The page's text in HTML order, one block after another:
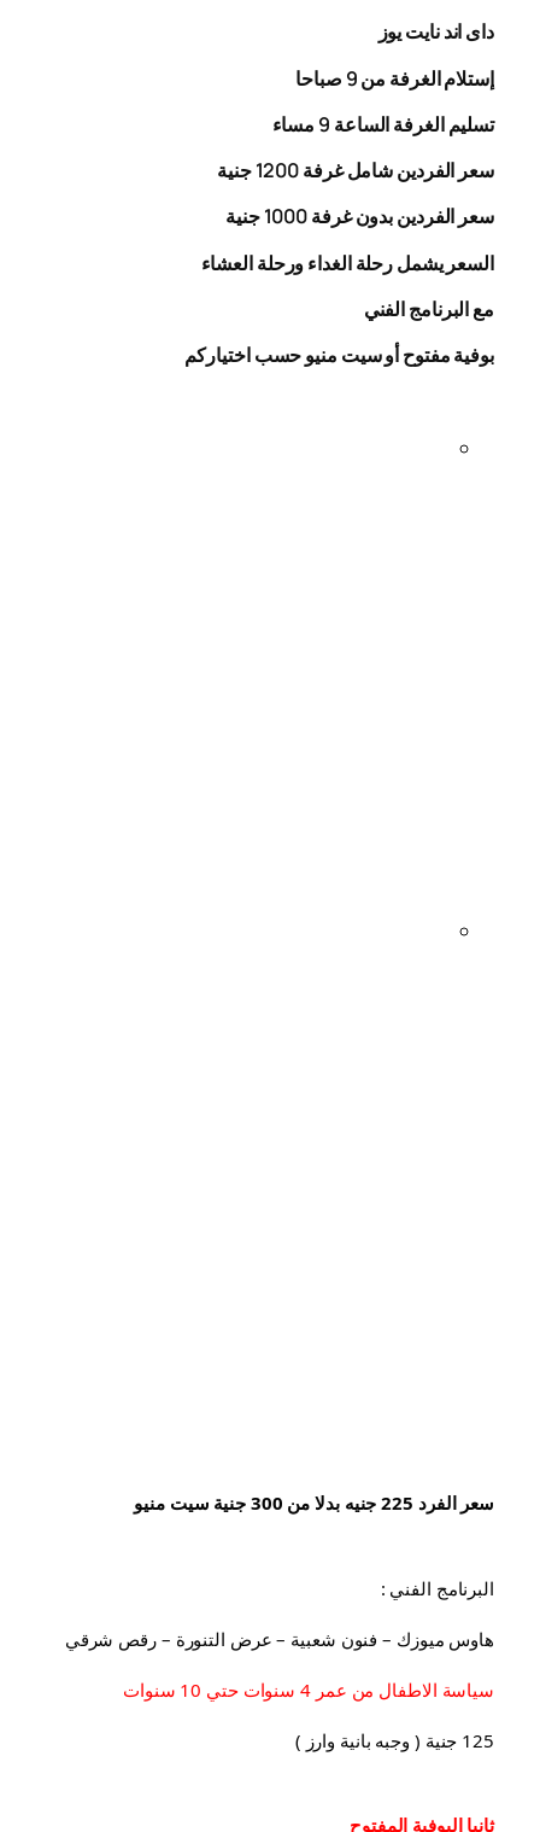
داى اند نايت يوز
إستلام الغرفة من 9 صباحا
تسليم الغرفة الساعة 9 مساء
سعر الفردين شامل غرفة
1200
جنية
سعر الفردين بدون غرفة1000جنية
السعر يشمل رحلة الغداء ورحلة العشاء
مع البرنامج الفني
بوفية مفتوح أو سيت منيو حسب اختياركم
سعر الفرد 225 جنيه بدلا من 300 جنية سيت منيو
البرنامج الفني :
هاوس ميوزك – فنون شعبية – عرض التنورة – رقص شرقي
سياسة الاطفال من عمر 4 سنوات حتي 10 سنوات
125 جنية ( وجبه بانية وارز )
ثانيا البوفية المفتوح